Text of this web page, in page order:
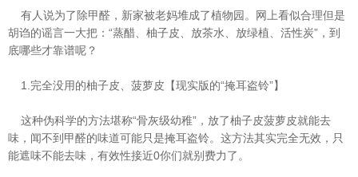
有人说为了除甲醛，新家被老妈堆成了植物园。网上看似合理但是
胡诌的谣言一大把：“蒸醋、柚子皮、放茶水、放绿植、活性炭”， 到
底哪些才靠谱呢？
1.完全没用的柚子皮、菠萝皮【现实版的“掩耳盗铃”】
这种伪科学的方法堪称“骨灰级幼稚”，放了柚子皮菠萝皮就能去
味，闻不到甲醛的味道可能只是掩耳盗铃。这方法其实完全无效，只
能遮味不能去味，有效性接近0你们就别费力了。